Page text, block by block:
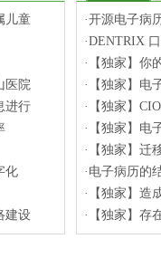
儿童
医院
进行
化
建设
·开源电子病
·DENTRIX
·【独家】你
·【独家】电
·【独家】
·【独家】电
·【独家】迁
·电子病历的
·【独家】造
·【独家】存